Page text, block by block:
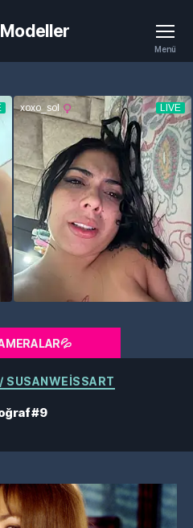
Modeller
Menü
Kategoriler
SUSANWEISSART
#9